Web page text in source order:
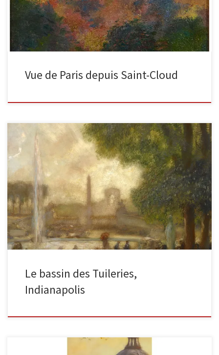
Vue de Paris depuis Saint-Cloud
Le bassin des Tuileries huile sur toile, 1908, 73 x 80 cm Vente de
succession, (Galeries Georges Petit, Paris, France) […]
Le bassin des Tuileries,
Indianapolis